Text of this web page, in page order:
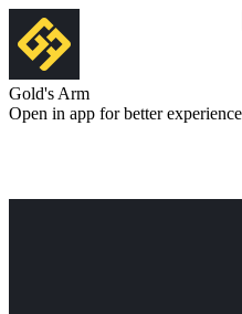
Gold's Arm
Open in app for better experience